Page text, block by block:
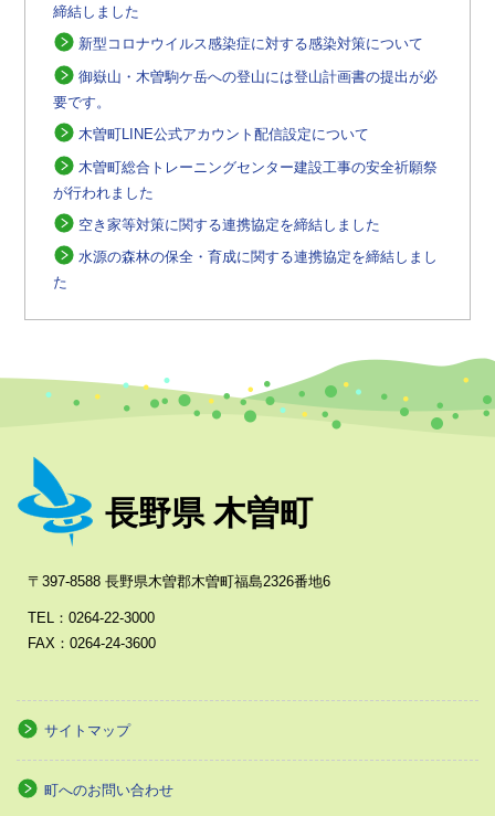
締結しました
新型コロナウイルス感染症に対する感染対策について
御嶽山・木曽駒ケ岳への登山には登山計画書の提出が必
要です。
木曽町LINE公式アカウント配信設定について
木曽町総合トレーニングセンター建設工事の安全祈願祭
が行われました
空き家等対策に関する連携協定を締結しました
水源の森林の保全・育成に関する連携協定を締結しまし
た
長野県 木曽町
〒397-8588 長野県木曽郡木曽町福島2326番地6
TEL：0264-22-3000
FAX：0264-24-3600
サイトマップ
町へのお問い合わせ